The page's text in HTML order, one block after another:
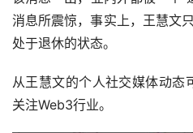
消息所震惊，事实上，王慧文
处于退休的状态。
从王慧文的个人社交媒体动
关注Web3行业。